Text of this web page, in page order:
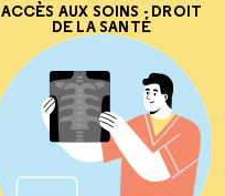
ACCÈS AUX SOINS - DROIT
DE LA SANTÉ